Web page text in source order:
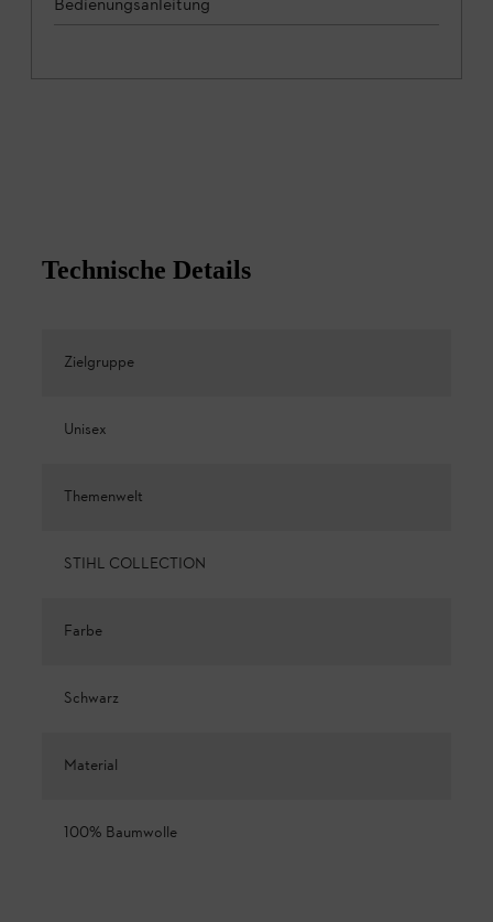
Technische Details
Zielgruppe
Unisex
Themenwelt
STIHL COLLECTION
Farbe
Schwarz
Material
100% Baumwolle